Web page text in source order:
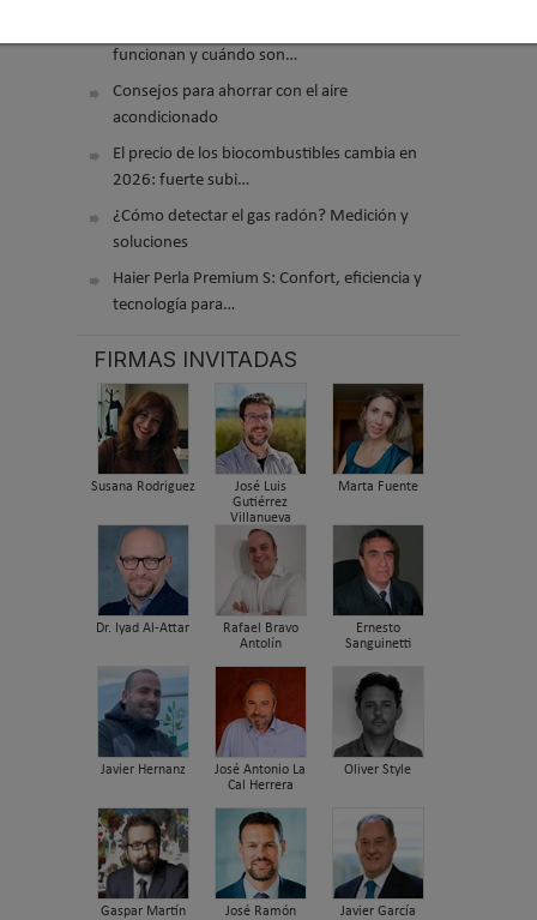
funcionan y cuándo son…
Consejos para ahorrar con el aire
acondicionado
El precio de los biocombustibles cambia en
2026: fuerte subi…
¿Cómo detectar el gas radón? Medición y
soluciones
Haier Perla Premium S: Confort, eficiencia y
tecnología para…
FIRMAS INVITADAS
Susana Rodriguez
José Luis
Gutiérrez
Villanueva
Marta Fuente
Dr. Iyad Al-Attar
Rafael Bravo
Antolín
Ernesto
Sanguinetti
Javier Hernanz
José Antonio La
Cal Herrera
Oliver Style
Gaspar Martín
José Ramón
Javier García